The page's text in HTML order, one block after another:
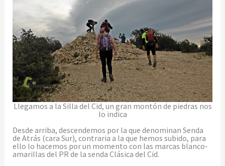
Llegamos a la Silla del Cid, un gran montón de piedras nos
lo indica
Desde arriba, descendemos por la que denominan Senda
de Atrás (cara Sur), contraria a la que hemos subido, para
ello lo hacemos por un momento con las marcas blanco-
amarillas del PR de la senda Clásica del Cid.